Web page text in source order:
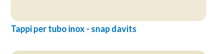
Tappi per tubo inox - snap davits